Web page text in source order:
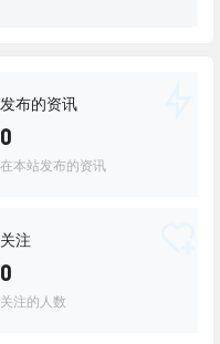
发布的资讯
0
在本站发布的资讯
关注
0
关注的人数